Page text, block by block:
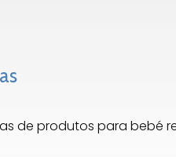
de produtos para